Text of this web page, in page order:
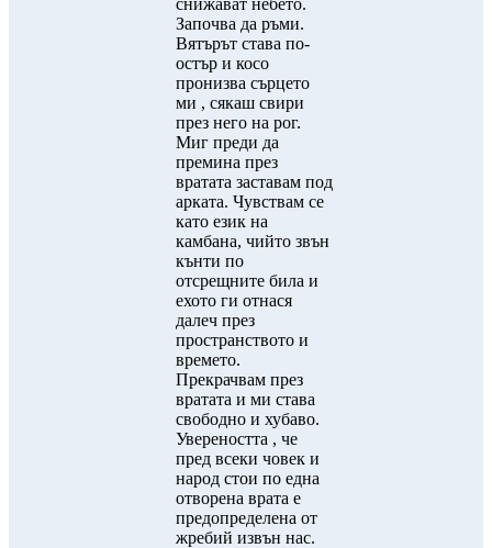
снижават небето.
Започва да ръми.
Вятърът става по-
остър и косо
пронизва сърцето
ми , сякаш свири
през него на рог.
Миг преди да
премина през
вратата заставам под
арката. Чувствам се
като език на
камбана, чийто звън
кънти по
отсрещните била и
ехото ги отнася
далеч през
пространството и
времето.
Прекрачвам през
вратата и ми става
свободно и хубаво.
Увереността , че
пред всеки човек и
народ стои по една
отворена врата е
предопределена от
жребий извън нас.